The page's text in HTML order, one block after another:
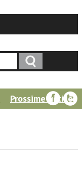
Prossime uscite